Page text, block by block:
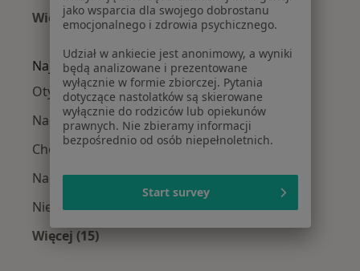
Więcej (14)
Więcej w kategorii: Dietetycy w pobliżu
Najczęście leczone choroby
Otyłość w Warszawie
Nadwaga w Warszawie
Choroba Hashimoto w Warszawie
Nadciśnienie tętnicze w Warszawie
Niedoczynność tarczycy w Warszawie
Więcej (15)
jako wsparcia dla swojego dobrostanu
emocjonalnego i zdrowia psychicznego.
Udział w ankiecie jest anonimowy, a wyniki
będą analizowane i prezentowane
wyłącznie w formie zbiorczej. Pytania
dotyczące nastolatków są skierowane
wyłącznie do rodziców lub opiekunów
prawnych. Nie zbieramy informacji
bezpośrednio od osób niepełnoletnich.
Start survey